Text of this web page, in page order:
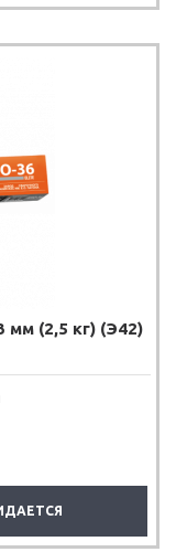
(2,5 кг) (Э42)